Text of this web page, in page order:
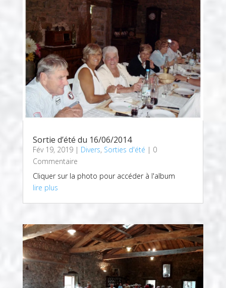
Sortie d’été du 16/06/2014
Fév 19, 2019| Divers, Sorties d'été | 0
Commentaire
Cliquer sur la photo pour accéder à l'album
lire plus